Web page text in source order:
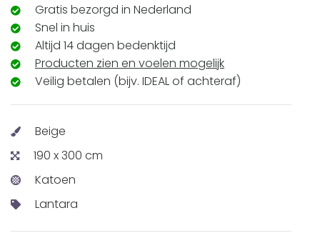
Gratis bezorgd in Nederland
Snel in huis
Altijd 14 dagen bedenktijd
Producten zien en voelen mogelijk
Veilig betalen (bijv. IDEAL of achteraf)
Beige
190 x 300 cm
Katoen
Lantara